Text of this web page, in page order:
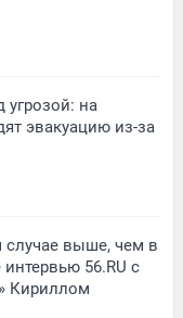
на
эвакуацию из-за
выше, чем в
56.RU с
Кириллом